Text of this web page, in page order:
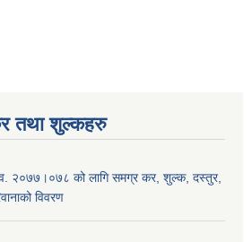
तथा शुल्कहरु
२०७७।०७८ को लागि समग्र कर, शुल्क, दस्तुर,
विवरण